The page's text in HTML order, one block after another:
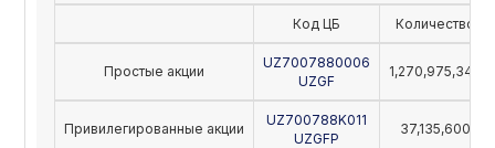
Код ЦБ Количество
Простые акции
UZ7007880006
UZGF
1,270,975,342
Привилегированные акции
UZ700788K011
UZGFP
37,135,600